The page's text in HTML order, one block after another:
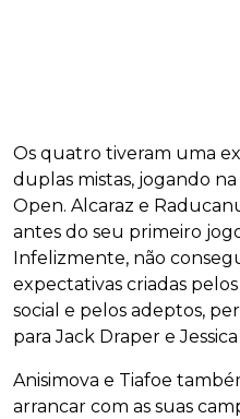
Os quatro tiveram uma
duplas mistas, jogando
Open. Alcaraz e
antes do seu primeiro
Infelizmente, não
expectativas criadas
social e pelos adeptos,
para Jack Draper e
Anisimova e Tiafoe
arrancar com as suas